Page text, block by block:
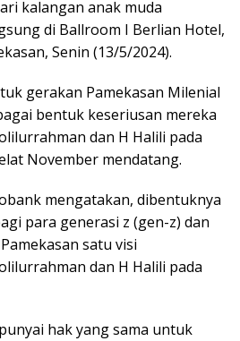
kalangan anak muda
di Ballroom I Berlian Hotel,
Senin (13/5/2024).
gerakan Pamekasan Milenial
bentuk keseriusan mereka
dan H Halili pada
November mendatang.
mengatakan, dibentuknya
para generasi z (gen-z) dan
satu visi
dan H Halili pada
hak yang sama untuk